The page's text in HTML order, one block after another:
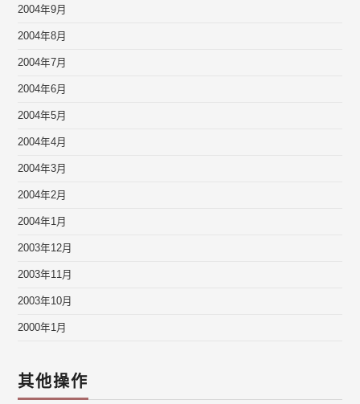
2004年9月
2004年8月
2004年7月
2004年6月
2004年5月
2004年4月
2004年3月
2004年2月
2004年1月
2003年12月
2003年11月
2003年10月
2000年1月
其他操作